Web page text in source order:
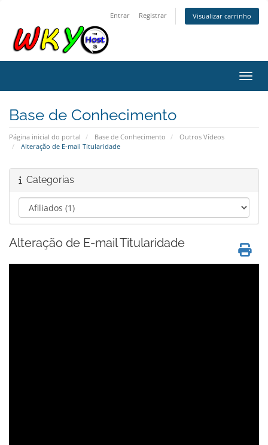
Entrar Registrar Visualizar carrinho
Base de Conhecimento
Página inicial do portal Base de Conhecimento
Outros Vídeos
Alteração de E-mail Titularidade
Categorias
Alteração de E-mail Titularidade